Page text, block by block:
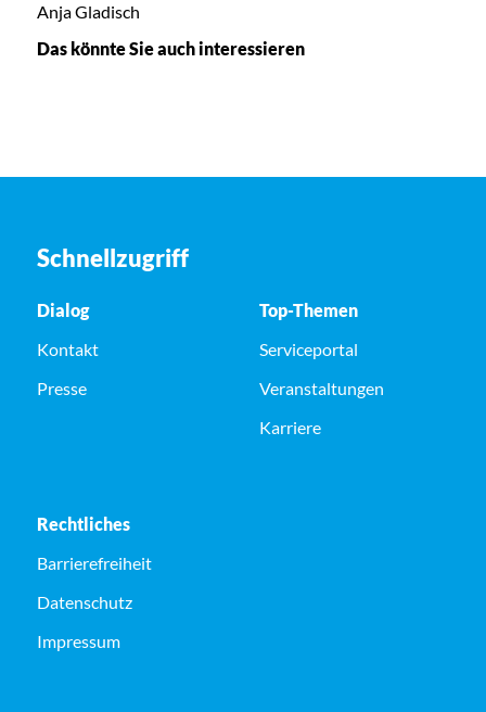
Anja Gladisch
Das könnte Sie auch interessieren
Schnellzugriff
Dialog
Kontakt
Presse
Top-Themen
Serviceportal
Veranstaltungen
Karriere
Rechtliches
Barrierefreiheit
Datenschutz
Impressum